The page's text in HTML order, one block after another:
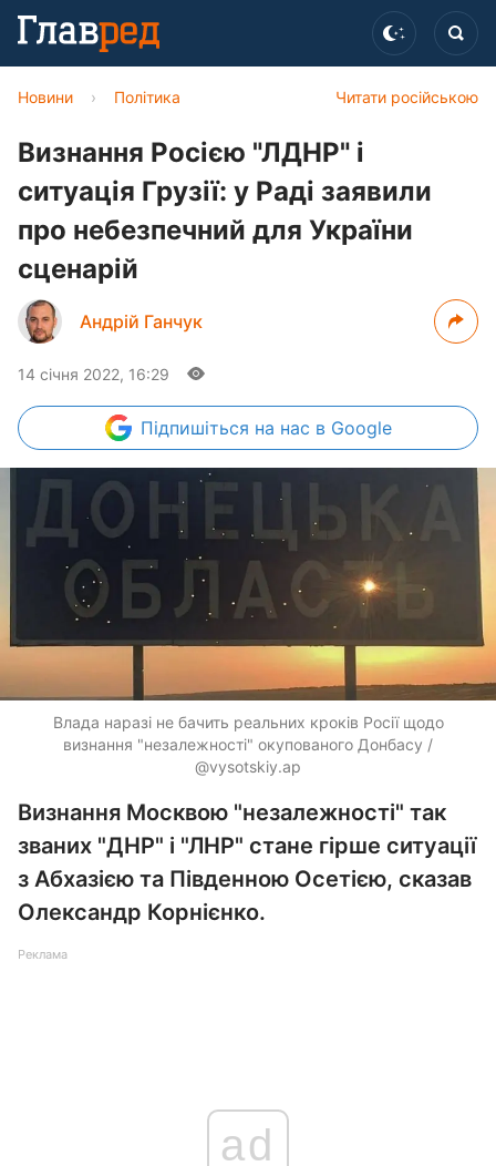
Читати російською
Новини › Політика
Визнання Росією "ЛДНР" і
ситуація Грузії: у Раді заявили
про небезпечний для України
сценарій
Андрій Ганчук
14 січня 2022, 16:29
Підпишіться на нас в Google
Влада наразі не бачить реальних кроків Росії щодо
визнання "незалежності" окупованого Донбасу /
@vysotskiy.ap
Визнання Москвою "незалежності" так
званих "ДНР" і "ЛНР" стане гірше ситуації
з Абхазією та Південною Осетією, сказав
Олександр Корнієнко.
Реклама
ad